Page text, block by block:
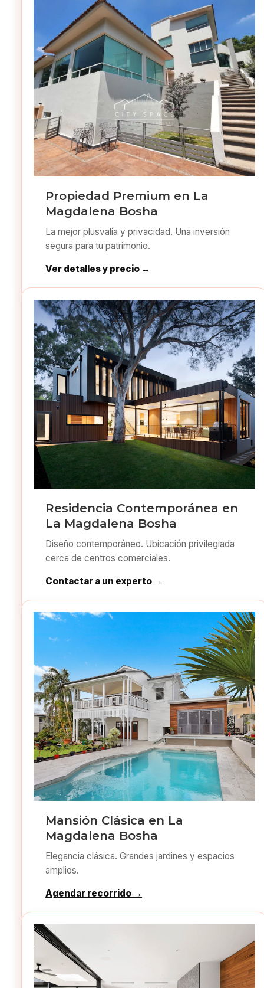
Propiedad Premium en La
Magdalena Bosha
La mejor plusvalía y privacidad. Una inversión
segura para tu patrimonio.
Ver detalles y precio →
Residencia Contemporánea en
La Magdalena Bosha
Diseño contemporáneo. Ubicación privilegiada
cerca de centros comerciales.
Contactar a un experto →
Mansión Clásica en La
Magdalena Bosha
Elegancia clásica. Grandes jardines y espacios
amplios.
Agendar recorrido →